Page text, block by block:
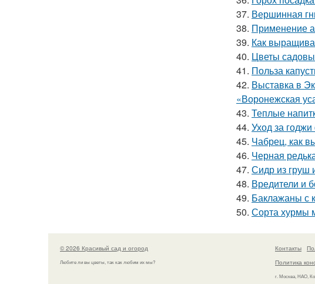
37. Вершинная
38. Применение
39. Как
40. Цветы
41. Польза
42. Выставка в
«Воронежская
43. Теплые
44. Уход за
45. Чабрец, как
46. Черная
47. Сидр из груш
48. Вредители и
49. Баклажаны с
50. Сорта хурмы
© 2026 Красивый сад и огород
Любите ли вы цветы, так как любим их мы?
Контакты
Политика
г. Москва, НАО,